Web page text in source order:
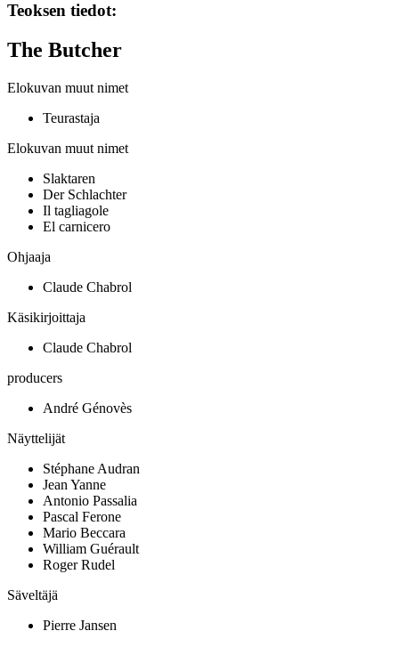
Teoksen tiedot:
The Butcher
Elokuvan muut nimet
Teurastaja
Elokuvan muut nimet
Slaktaren
Der Schlachter
Il tagliagole
El carnicero
Ohjaaja
Claude Chabrol
Käsikirjoittaja
Claude Chabrol
producers
André Génovès
Näyttelijät
Stéphane Audran
Jean Yanne
Antonio Passalia
Pascal Ferone
Mario Beccara
William Guérault
Roger Rudel
Säveltäjä
Pierre Jansen